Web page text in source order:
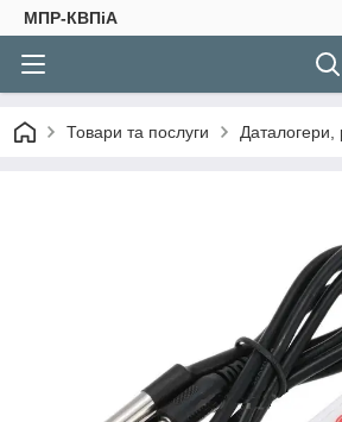
МПР-КВПіА
Товари та послуги Даталогери,